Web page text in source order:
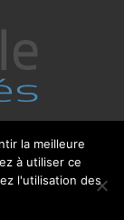
droits
i
la meilleure
à utiliser ce
l'utilisation des